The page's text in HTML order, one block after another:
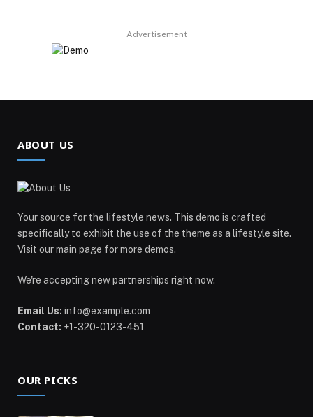
Advertisement
ABOUT US
Your source for the lifestyle news. This demo is crafted
specifically to exhibit the use of the theme as a lifestyle site.
Visit our main page for more demos.
We're accepting new partnerships right now.
Email Us: info@example.com
Contact: +1-320-0123-451
OUR PICKS